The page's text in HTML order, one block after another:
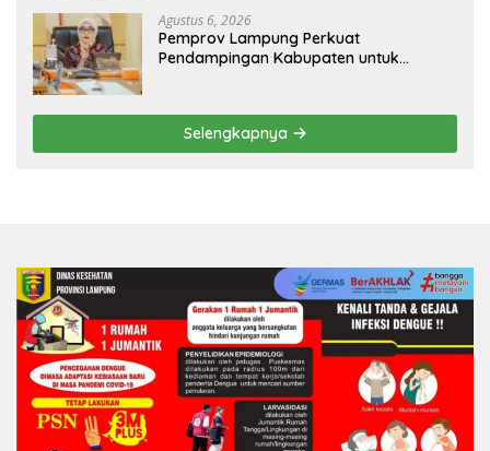
Agustus 6, 2026
Pemprov Lampung Perkuat
Pendampingan Kabupaten untuk
Selengkapnya